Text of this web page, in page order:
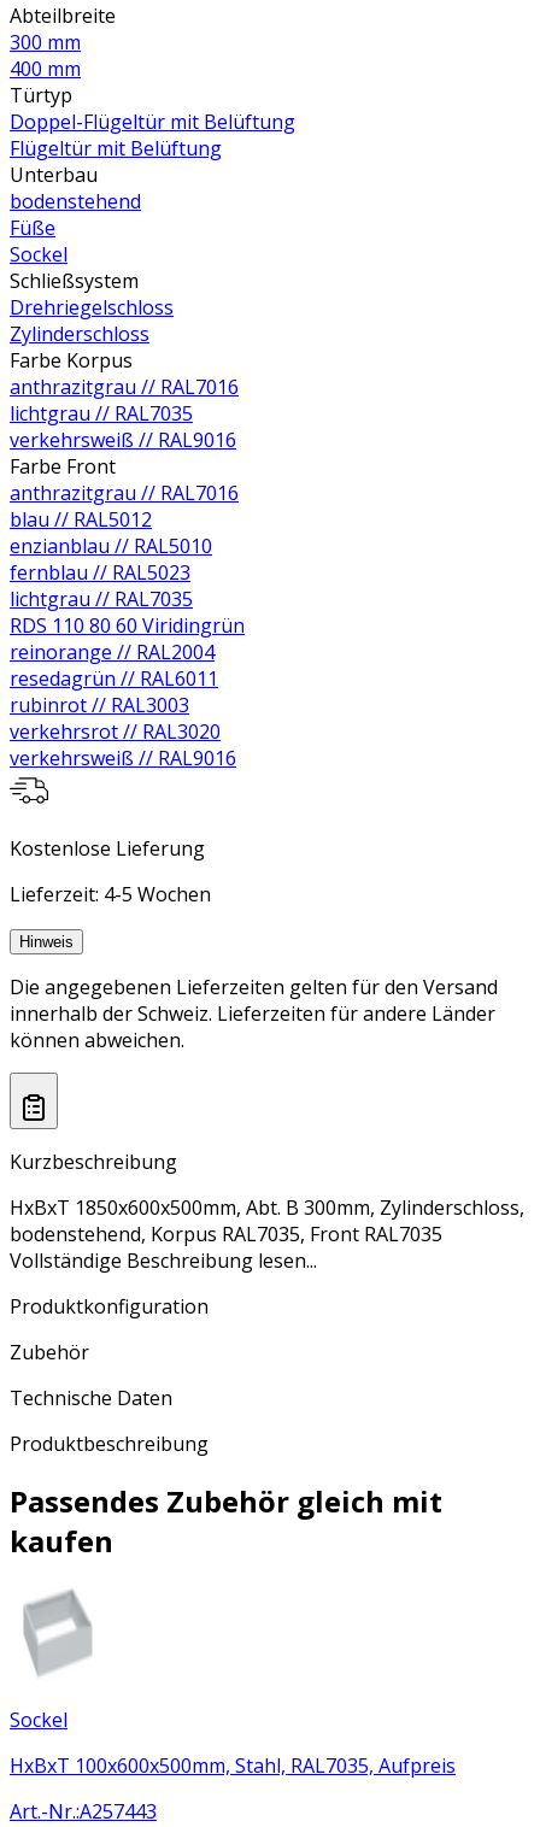
Abteilbreite
300 mm
400 mm
Türtyp
Doppel-Flügeltür mit Belüftung
Flügeltür mit Belüftung
Unterbau
bodenstehend
Füße
Sockel
Schließsystem
Drehriegelschloss
Zylinderschloss
Farbe Korpus
anthrazitgrau // RAL7016
lichtgrau // RAL7035
verkehrsweiß // RAL9016
Farbe Front
anthrazitgrau // RAL7016
blau // RAL5012
enzianblau // RAL5010
fernblau // RAL5023
lichtgrau // RAL7035
RDS 110 80 60 Viridingrün
reinorange // RAL2004
resedagrün // RAL6011
rubinrot // RAL3003
verkehrsrot // RAL3020
verkehrsweiß // RAL9016
Kostenlose Lieferung
Lieferzeit: 4-5 Wochen
Hinweis
Die angegebenen Lieferzeiten gelten für den Versand
innerhalb der Schweiz. Lieferzeiten für andere Länder
können abweichen.
Kurzbeschreibung
HxBxT 1850x600x500mm, Abt. B 300mm, Zylinderschloss,
bodenstehend, Korpus RAL7035, Front RAL7035
Vollständige Beschreibung lesen...
Produktkonfiguration
Zubehör
Technische Daten
Produktbeschreibung
Passendes Zubehör gleich mit
kaufen
Sockel
HxBxT 100x600x500mm, Stahl, RAL7035, Aufpreis
Art.-Nr.:A257443